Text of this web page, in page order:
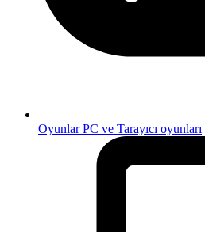
OyunlarPC ve Tarayıcı oyunları